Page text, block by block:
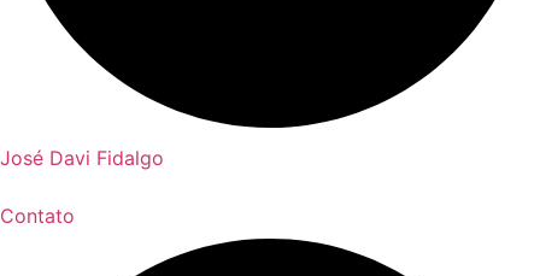
José Davi Fidalgo
Contato